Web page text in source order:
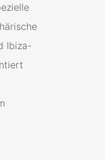
Ibiza-